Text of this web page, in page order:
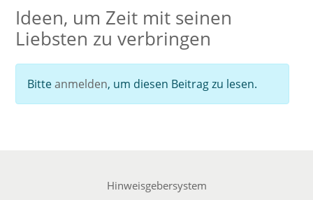
Ideen, um Zeit mit seinen
Liebsten zu verbringen
Bitteanmelden, um diesen Beitrag zu lesen.
Hinweisgebersystem